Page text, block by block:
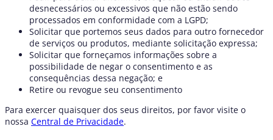
desnecessários ou excessivos que não estão sendo
processados em conformidade com a LGPD;
Solicitar que portemos seus dados para outro fornecedor
de serviços ou produtos, mediante solicitação expressa;
Solicitar que forneçamos informações sobre a
possibilidade de negar o consentimento e as
consequências dessa negação; e
Retire ou revogue seu consentimento
Para exercer quaisquer dos seus direitos, por favor visite o
nossa Central de Privacidade.